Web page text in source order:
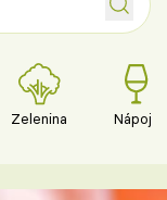
Zelenina Nápoje